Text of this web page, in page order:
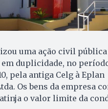
uma ação civil pública
duplicidade, no
pela antiga Celg à Eplan
Os bens da empresa
o valor limite da